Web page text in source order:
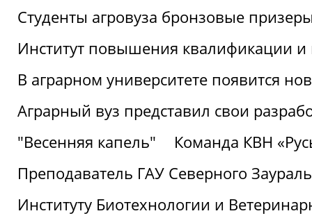
Студенты агровуза бронзовые
Институт повышения квалификации и
В аграрном университете появится
Аграрный вуз представил свои
"Весенняя капель"
Команда КВН
Преподаватель ГАУ Северного
Институту Биотехнологии и